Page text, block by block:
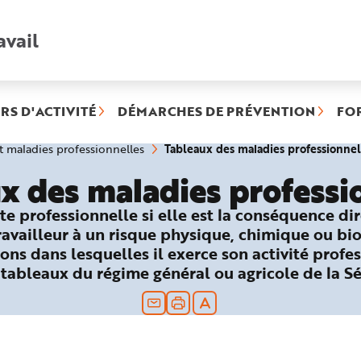
Recherche
D'ACTIVITÉ DÉMARCHES DE PRÉVENTION
maladies professionnelles Tableaux des maladies
des maladies
professionnelle si elle est la conséquence
à un risque physique, chimique ou
dans lesquelles il exerce son activité
du régime général ou agricole de la